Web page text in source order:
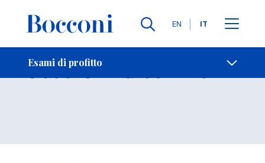
Lingue
EN IT
Esami di profitto
-
Sessioni d'esame Open